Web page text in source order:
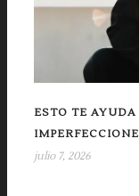
ESTO TE
julio 7, 2026